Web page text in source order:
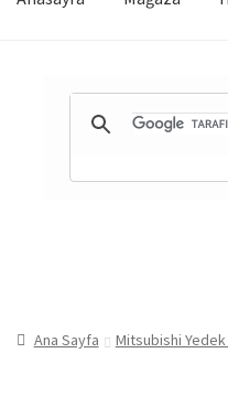
Ana Sayfa Mitsubishi Yedek